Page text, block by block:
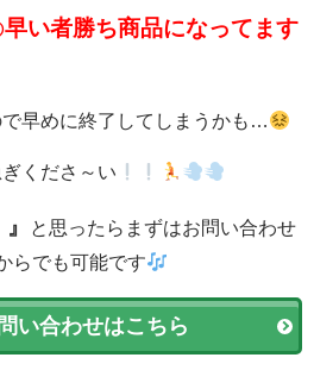
早い者勝ち商品になってます
早めに終了してしまうかも…
くださ～い
』
と思ったらまずはお問い合わせ
らでも可能です
い合わせはこちら